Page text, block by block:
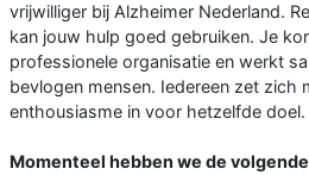
vrijwilliger bij Alzheimer Nederland.
kan jouw hulp goed gebruiken. Je
professionele organisatie en werkt
bevlogen mensen. Iedereen zet zich
enthousiasme in voor hetzelfde doel.
Momenteel hebben we de